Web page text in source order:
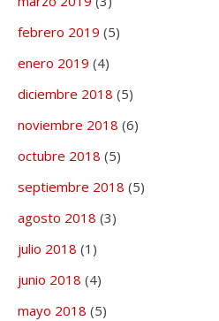
febrero 2019 (5)
enero 2019 (4)
diciembre 2018 (5)
noviembre 2018 (6)
octubre 2018 (5)
septiembre 2018 (5)
agosto 2018 (3)
julio 2018 (1)
junio 2018 (4)
mayo 2018 (5)